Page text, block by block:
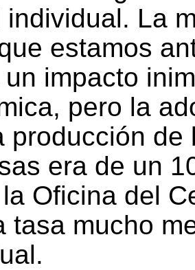
individual. La
estamos
impacto
pero la
producción
era de un
Oficina del
tasa mucho